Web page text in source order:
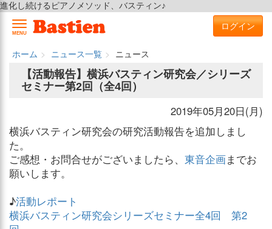
進化し続けるピアノメソッド、バスティン♪
MENU
ログイン
ホーム ニュース一覧
ニュース
【活動報告】横浜バスティン研究会／シリーズ
セミナー第2回（全4回）
2019年05月20日(月)
横浜バスティン研究会の研究活動報告を追加しまし
た。
ご感想・お問合せがございましたら、 東音企画までお
願いします。
♪活動レポート
横浜バスティン研究会シリーズセミナー全4回 第2